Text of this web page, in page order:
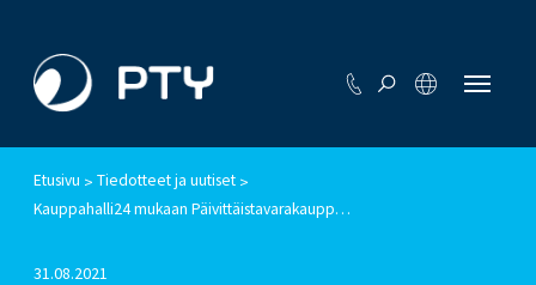
Etusivu > Tiedotteet ja uutiset >
Kauppahalli24 mukaan Päivittäistavarakauppa ry:hyn
31.08.2021